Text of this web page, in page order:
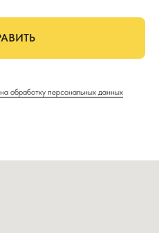
на обработку персональных данных